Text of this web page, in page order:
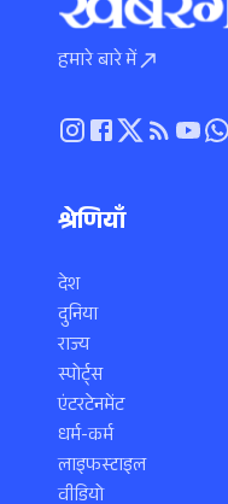
हमारे बारे में
श्रेणियाँ
देश
दुनिया
राज्य
स्पोर्ट्स
एंटरटेनमेंट
धर्म-कर्म
लाइफस्टाइल
वीडियो